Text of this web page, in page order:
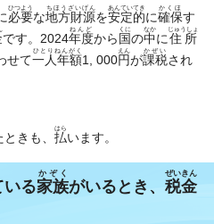
必要
ひつよう
な地方財源
ちほうざいげん
を安定的
あんていてき
に確保
かくほ
す
です。2024年度
ねんど
から 国
くに
の中
なか
に住所
じゅうしょ
せて一人年額
ひとりねんがく
1, 000円
えん
が課税
かぜい
され
ときも、 払
はら
います。
いる家族
かぞく
がいるとき、 税金
ぜいきん